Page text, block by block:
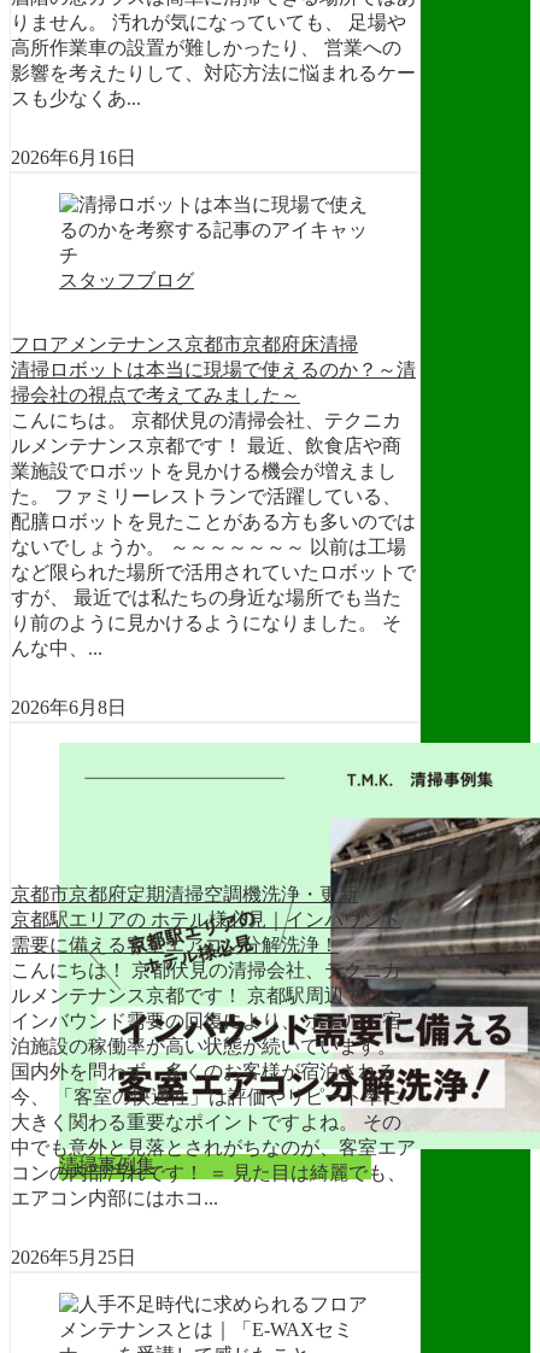
りません。 汚れが気になっていても、 足場や
高所作業車の設置が難しかったり、 営業への
影響を考えたりして、対応方法に悩まれるケー
スも少なくあ...
2026年6月16日
スタッフブログ
フロアメンテナンス京都市京都府床清掃
清掃ロボットは本当に現場で使えるのか？～清
掃会社の視点で考えてみました～
こんにちは。 京都伏見の清掃会社、テクニカ
ルメンテナンス京都です！ 最近、飲食店や商
業施設でロボットを見かける機会が増えまし
た。 ファミリーレストランで活躍している、
配膳ロボットを見たことがある方も多いのでは
ないでしょうか。 ～～～～～～～ 以前は工場
など限られた場所で活用されていたロボットで
すが、 最近では私たちの身近な場所でも当た
り前のように見かけるようになりました。 そ
んな中、...
2026年6月8日
清掃事例集
京都市京都府定期清掃空調機洗浄・更新
京都駅エリアの ホテル様必見｜インバウンド
需要に備える客室エアコン分解洗浄！
こんにちは！ 京都伏見の清掃会社、テクニカ
ルメンテナンス京都です！ 京都駅周辺では、
インバウンド需要の回復により、 ホテル・宿
泊施設の稼働率が高い状態が続いています。
国内外を問わず、多くのお客様が宿泊される
今、 「客室の快適性」は評価やリピート率に
大きく関わる重要なポイントですよね。 その
中でも意外と見落とされがちなのが、客室エア
コンの内部汚れです！ ＝ 見た目は綺麗でも、
エアコン内部にはホコ...
2026年5月25日